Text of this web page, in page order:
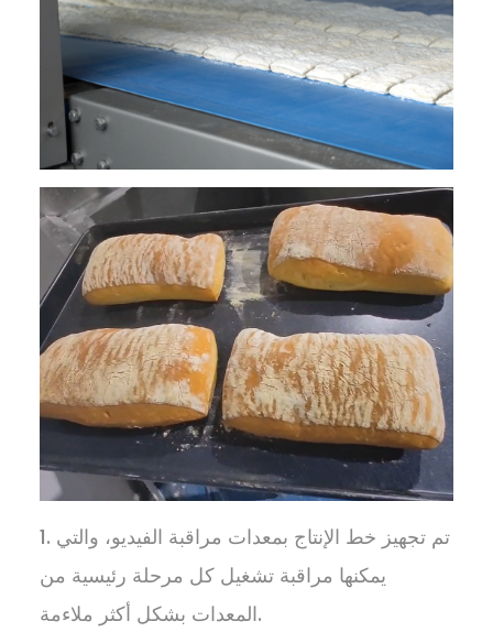
1. تم تجهيز خط الإنتاج بمعدات مراقبة الفيديو، والتي
يمكنها مراقبة تشغيل كل مرحلة رئيسية من
المعدات بشكل أكثر ملاءمة.